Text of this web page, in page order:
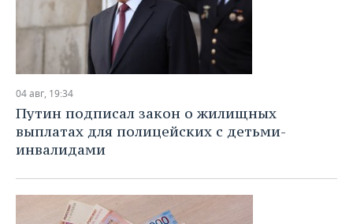
04 авг, 19:34
Путин подписал закон о жилищных
выплатах для полицейских с детьми-
инвалидами